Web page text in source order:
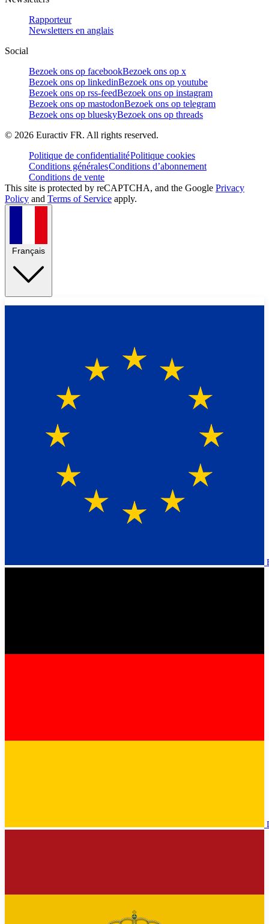
Rapporteur
Newsletters en anglais
Social
Bezoek ons op facebookBezoek ons op x
Bezoek ons op linkedinBezoek ons op youtube
Bezoek ons op rss-feedBezoek ons op instagram
Bezoek ons op mastodonBezoek ons op telegram
Bezoek ons op blueskyBezoek ons op threads
© 2026 Euractiv FR. All rights reserved.
Politique de confidentialitéPolitique cookies
Conditions généralesConditions d’abonnement
Conditions de vente
This site is protected by reCAPTCHA, and the Google Privacy
Policy and Terms of Service apply.
Français